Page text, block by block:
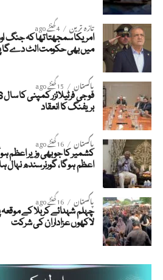
تازہ ترین 4 گھنٹے ago
امریکا سمجھتا تھا کہ جنگ
میں بھی حکومت الٹ دےگا پر
پاکستان 15 گھنٹے ago
بریفنگ کا انعقاد
پاکستان 16 گھنٹے ago
کشمیر کا جو بھی وزیر اعظم
اعظم ہوگا، گورنرسندھ
پاکستان 16 گھنٹے ago
چہلم شہدائے کربلا کے
لاکھوں عزاداران کی شرکت